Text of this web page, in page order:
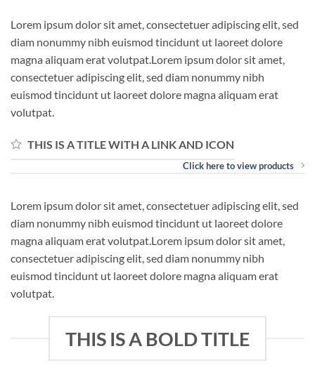
Lorem ipsum dolor sit amet, consectetuer adipiscing elit, sed
diam nonummy nibh euismod tincidunt ut laoreet dolore
magna aliquam erat volutpat.Lorem ipsum dolor sit amet,
consectetuer adipiscing elit, sed diam nonummy nibh
euismod tincidunt ut laoreet dolore magna aliquam erat
volutpat.
THIS IS A TITLE WITH A LINK AND ICON
Click here to view products
Lorem ipsum dolor sit amet, consectetuer adipiscing elit, sed
diam nonummy nibh euismod tincidunt ut laoreet dolore
magna aliquam erat volutpat.Lorem ipsum dolor sit amet,
consectetuer adipiscing elit, sed diam nonummy nibh
euismod tincidunt ut laoreet dolore magna aliquam erat
volutpat.
THIS IS A BOLD TITLE